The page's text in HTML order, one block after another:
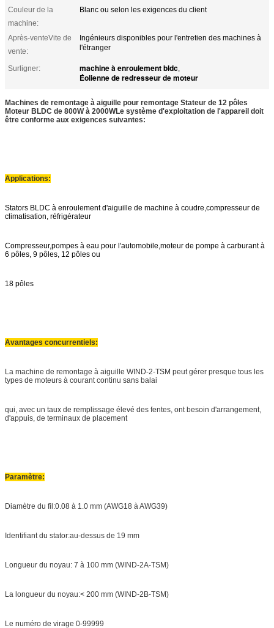
Couleur de la
machine:
Blanc ou selon les exigences du client
Après-venteVite de
vente:
Ingénieurs disponibles pour l'entretien des machines à
l'étranger
Surligner: machine à enroulement bldc,
Éolienne de redresseur de moteur
Machines de remontage à aiguille pour remontage Stateur de 12 pôles
Moteur BLDC de 800W à 2000WLe système d'exploitation de l'appareil doit
être conforme aux exigences suivantes:
Applications:
Stators BLDC à enroulement d'aiguille de machine à coudre,compresseur de
climatisation, réfrigérateur
Compresseur,pompes à eau pour l'automobile,moteur de pompe à carburant à
6 pôles, 9 pôles, 12 pôles ou
18 pôles
Avantages concurrentiels:
La machine de remontage à aiguille WIND-2-TSM peut gérer presque tous les
types de moteurs à courant continu sans balai
qui, avec un taux de remplissage élevé des fentes, ont besoin d'arrangement,
d'appuis, de terminaux de placement
Paramètre:
Diamètre du fil:0.08 à 1.0 mm (AWG18 à AWG39)
Identifiant du stator:au-dessus de 19 mm
Longueur du noyau: 7 à 100 mm (WIND-2A-TSM)
La longueur du noyau:< 200 mm (WIND-2B-TSM)
Le numéro de virage 0-99999